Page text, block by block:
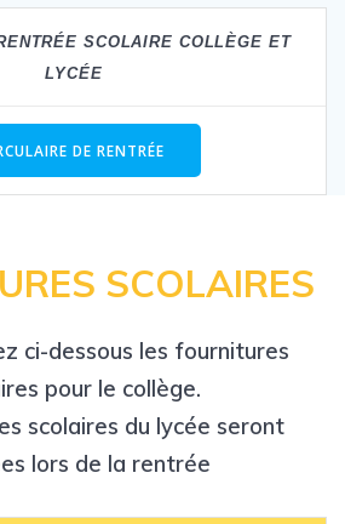
SCOLAIRE COLLÈGE ET
LYCÉE
DE RENTRÉE
SCOLAIRES
ci-dessous les fournitures
pour le collège.
scolaires du lycée seront
lors de la rentrée